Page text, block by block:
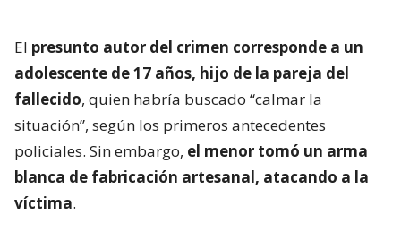
El presunto autor del crimen corresponde a un
adolescente de 17 años, hijo de la pareja del
fallecido, quien habría buscado “calmar la
situación”, según los primeros antecedentes
policiales. Sin embargo, el menor tomó un arma
blanca de fabricación artesanal, atacando a la
víctima.